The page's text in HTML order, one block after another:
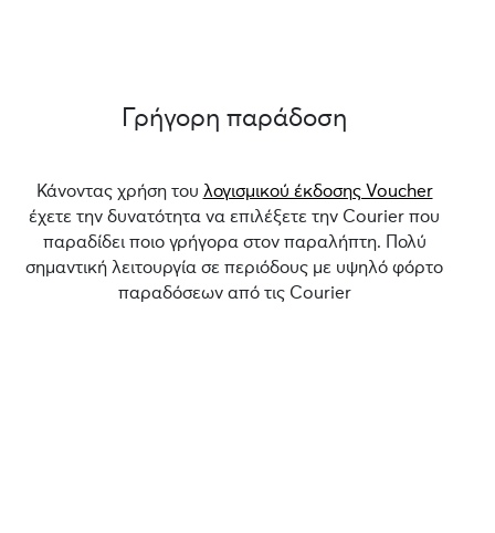
Γρήγορη παράδοση
Κάνοντας χρήση του λογισμικού έκδοσης Voucher
έχετε την δυνατότητα να επιλέξετε την Courier που
παραδίδει ποιο γρήγορα στον παραλήπτη. Πολύ
σημαντική λειτουργία σε περιόδους με υψηλό φόρτο
παραδόσεων από τις Courier